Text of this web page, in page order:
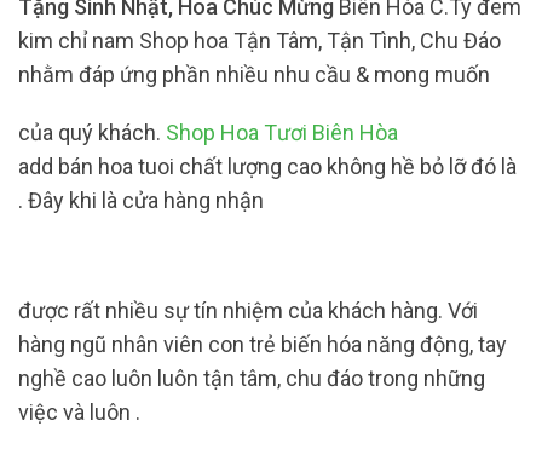
Tặng Sinh Nhật, Hoa Chúc Mừng Biên Hòa C.Ty đem
kim chỉ nam Shop hoa Tận Tâm, Tận Tình, Chu Đáo
nhằm đáp ứng phần nhiều nhu cầu & mong muốn
của quý khách. Shop Hoa Tươi Biên Hòa
add bán hoa tuoi chất lượng cao không hề bỏ lỡ đó là
. Đây khi là cửa hàng nhận
được rất nhiều sự tín nhiệm của khách hàng. Với
hàng ngũ nhân viên con trẻ biến hóa năng động, tay
nghề cao luôn luôn tận tâm, chu đáo trong những
việc và luôn .